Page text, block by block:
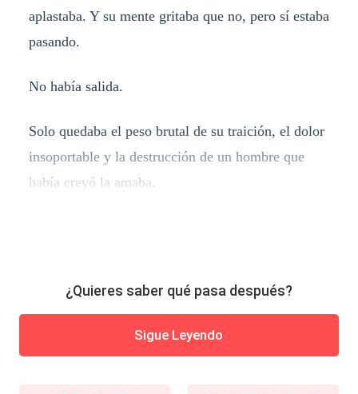
aplastaba. Y su mente gritaba que no, pero sí estaba
pasando.
No había salida.
Solo quedaba el peso brutal de su traición, el dolor
insoportable y la destrucción de un hombre que
había creyó la amaba.
¿Quieres saber qué pasa después?
Sigue Leyendo